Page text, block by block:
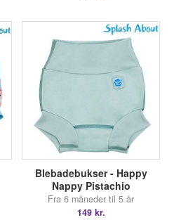
Blebadebukser - Happy
Nappy Pistachio
Fra 6 måneder til 5 år
149 kr.